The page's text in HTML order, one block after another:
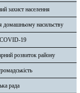
захист населення
домашньому насильству
19
розвиток району
рада